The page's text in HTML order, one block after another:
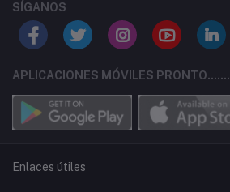
SÍGANOS
APLICACIONES MÓVILES PRONTO.......
Enlaces útiles